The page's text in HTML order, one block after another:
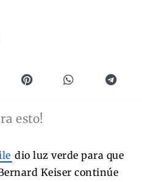
esto!
dio luz verde para que
Keiser continúe